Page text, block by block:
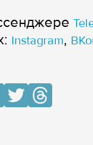
Instagram,